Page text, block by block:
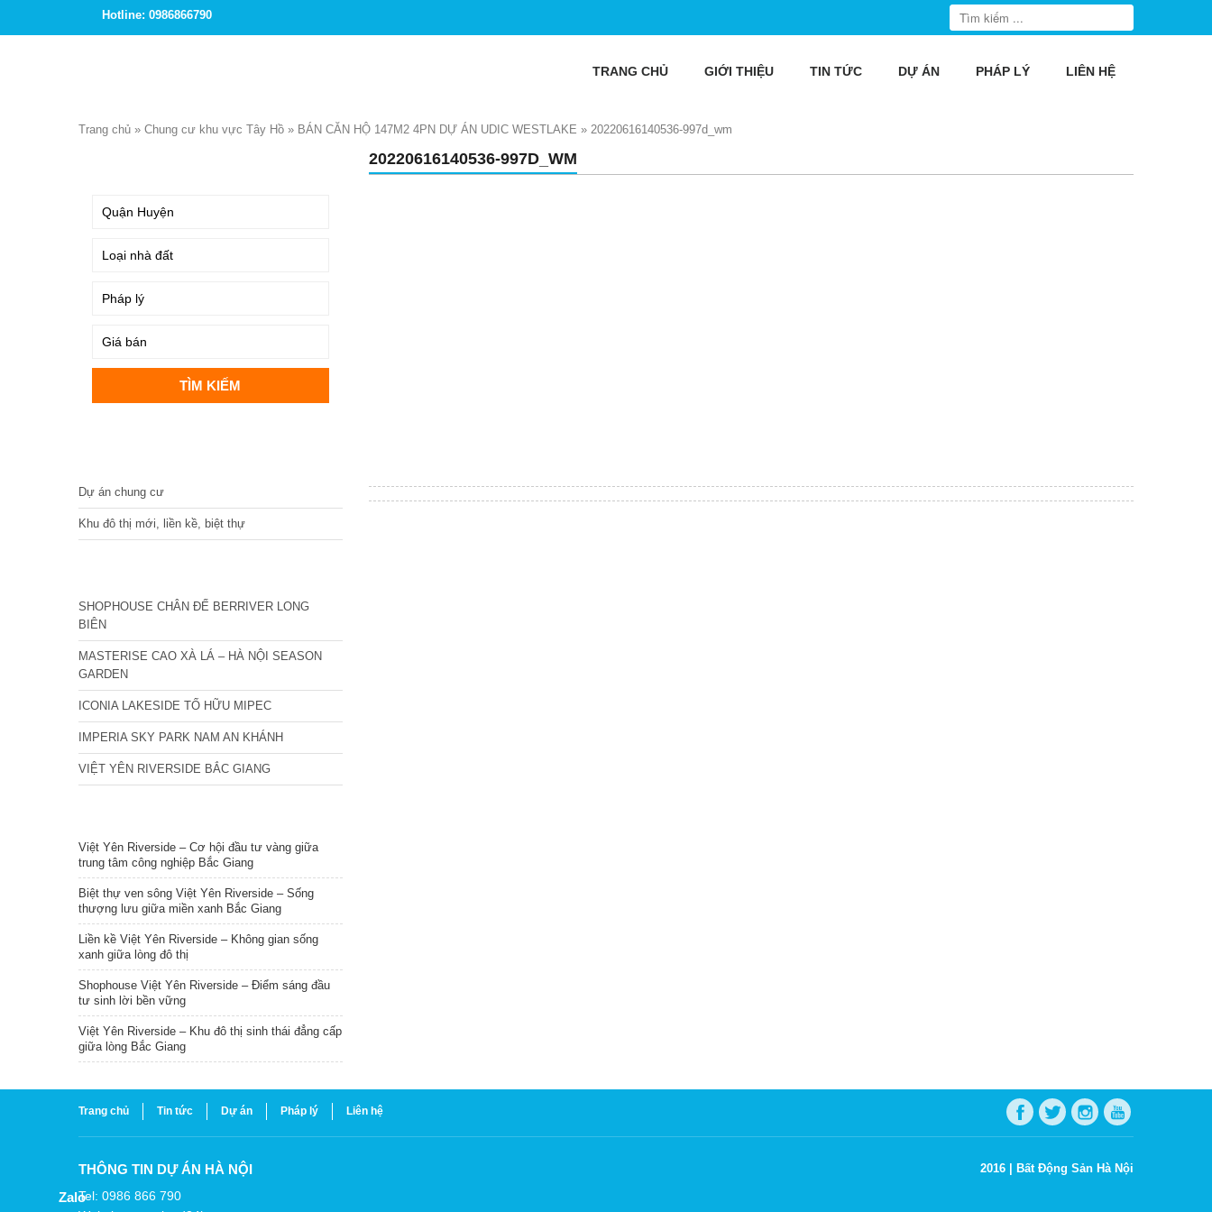
Hotline: 0986866790
TRANG CHỦ GIỚI THIỆU TIN TỨC DỰ ÁN PHÁP LÝ LIÊN HỆ
Trang chủ » Chung cư khu vực Tây Hồ » BÁN CĂN HỘ 147M2 4PN DỰ ÁN UDIC WESTLAKE » 20220616140536-997d_wm
20220616140536-997D_WM
Dự án chung cư
Khu đô thị mới, liền kề, biệt thự
SHOPHOUSE CHÂN ĐẾ BERRIVER LONG
BIÊN
MASTERISE CAO XÀ LÁ – HÀ NỘI SEASON
GARDEN
ICONIA LAKESIDE TỐ HỮU MIPEC
IMPERIA SKY PARK NAM AN KHÁNH
VIỆT YÊN RIVERSIDE BẮC GIANG
Việt Yên Riverside – Cơ hội đầu tư vàng giữa
trung tâm công nghiệp Bắc Giang
Biệt thự ven sông Việt Yên Riverside – Sống
thượng lưu giữa miền xanh Bắc Giang
Liền kề Việt Yên Riverside – Không gian sống
xanh giữa lòng đô thị
Shophouse Việt Yên Riverside – Điểm sáng đầu
tư sinh lời bền vững
Việt Yên Riverside – Khu đô thị sinh thái đẳng cấp
giữa lòng Bắc Giang
Trang chủ Tin tức Dự án Pháp lý Liên hệ
THÔNG TIN DỰ ÁN HÀ NỘI
Tel: 0986 866 790
2016 | Bất Động Sản Hà Nội
Zalo